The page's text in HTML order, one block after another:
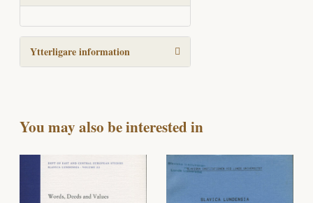
Ytterligare information
You may also be interested in